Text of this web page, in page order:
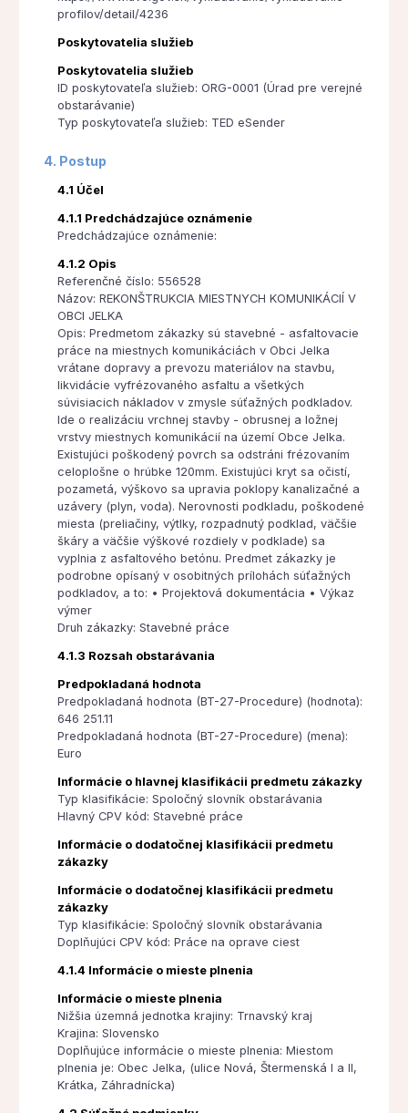
profilov/detail/4236
Poskytovatelia služieb
Poskytovatelia služieb
ID poskytovateľa služieb: ORG-0001 (Úrad pre verejné
obstarávanie)
Typ poskytovateľa služieb: TED eSender
4. Postup
4.1 Účel
4.1.1 Predchádzajúce oznámenie
Predchádzajúce oznámenie:
4.1.2 Opis
Referenčné číslo: 556528
Názov: REKONŠTRUKCIA MIESTNYCH KOMUNIKÁCIÍ V
OBCI JELKA
Opis: Predmetom zákazky sú stavebné - asfaltovacie
práce na miestnych komunikáciách v Obci Jelka
vrátane dopravy a prevozu materiálov na stavbu,
likvidácie vyfrézovaného asfaltu a všetkých
súvisiacich nákladov v zmysle súťažných podkladov.
Ide o realizáciu vrchnej stavby - obrusnej a ložnej
vrstvy miestnych komunikácií na území Obce Jelka.
Existujúci poškodený povrch sa odstráni frézovaním
celoplošne o hrúbke 120mm. Existujúci kryt sa očistí,
pozametá, výškovo sa upravia poklopy kanalizačné a
uzávery (plyn, voda). Nerovnosti podkladu, poškodené
miesta (preliačiny, výtlky, rozpadnutý podklad, väčšie
škáry a väčšie výškové rozdiely v podklade) sa
vyplnia z asfaltového betónu. Predmet zákazky je
podrobne opísaný v osobitných prílohách súťažných
podkladov, a to: • Projektová dokumentácia • Výkaz
výmer
Druh zákazky: Stavebné práce
4.1.3 Rozsah obstarávania
Predpokladaná hodnota
Predpokladaná hodnota (BT-27-Procedure) (hodnota):
646 251.11
Predpokladaná hodnota (BT-27-Procedure) (mena):
Euro
Informácie o hlavnej klasifikácii predmetu zákazky
Typ klasifikácie: Spoločný slovník obstarávania
Hlavný CPV kód: Stavebné práce
Informácie o dodatočnej klasifikácii predmetu
zákazky
Informácie o dodatočnej klasifikácii predmetu
zákazky
Typ klasifikácie: Spoločný slovník obstarávania
Doplňujúci CPV kód: Práce na oprave ciest
4.1.4 Informácie o mieste plnenia
Informácie o mieste plnenia
Nižšia územná jednotka krajiny: Trnavský kraj
Krajina: Slovensko
Doplňujúce informácie o mieste plnenia: Miestom
plnenia je: Obec Jelka, (ulice Nová, Štermenská I a II,
Krátka, Záhradnícka)